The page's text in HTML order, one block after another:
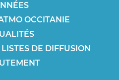
OCCITANIE
DE DIFFUSION